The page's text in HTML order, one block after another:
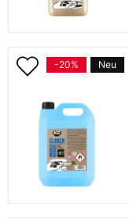
-20% Neu